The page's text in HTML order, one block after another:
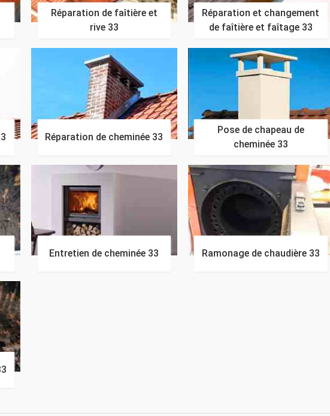
Réparation de faîtière et
rive 33
Réparation et changement
de faîtière et faîtage 33
Réparation de cheminée 33
Pose de chapeau de
cheminée 33
Entretien de cheminée 33 Ramonage de chaudière 33